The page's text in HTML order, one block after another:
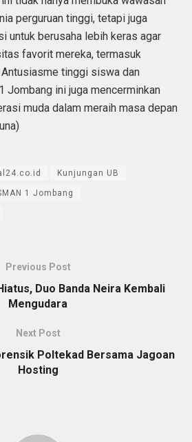
perguruan tinggi, tetapi juga
untuk berusaha lebih keras agar
favorit mereka, termasuk
tinggi siswa dan
Jombang ini juga mencerminkan
muda dalam meraih masa depan
Kunjungan UB
1 Jombang
Previous Post
Duo Banda Neira Kembali
Mengudara
Next Post
Poltekad Bersama Jagoan
Hosting